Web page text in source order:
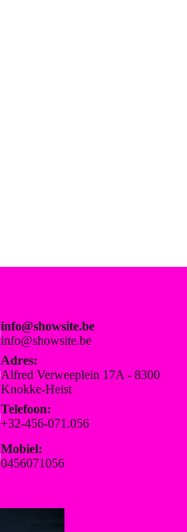
info@showsite.be
info@showsite.be
Adres:
Alfred Verweeplein 17A - 8300
Knokke-Heist
Telefoon:
+32-456-071.056
Mobiel:
0456071056